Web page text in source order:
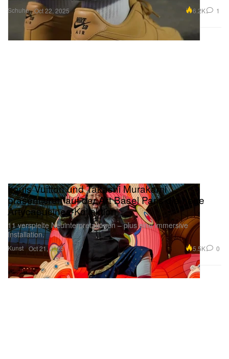
Schuhe Oct 22, 2025 6.2K 1
Kunst
Louis Vuitton und Takashi Murakami
präsentieren auf der Art Basel Paris die neue
Artycapucines-Kollektion
11 verspielte Neuinterpretationen – plus eine immersive
Installation.
Oct 21, 2025 5.5K 0